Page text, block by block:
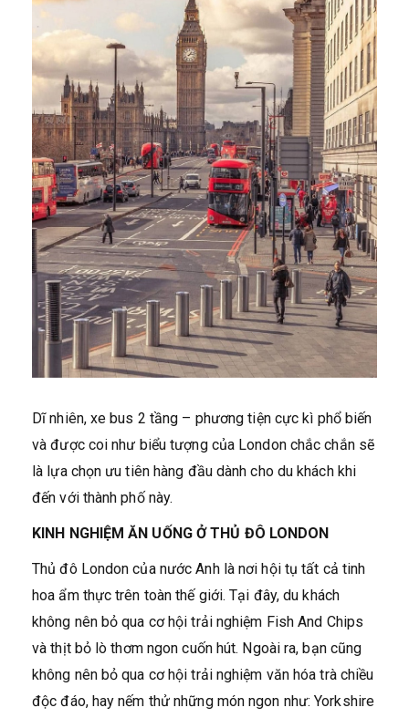
Dĩ nhiên, xe bus 2 tầng – phương tiện cực kì phổ biến
và được coi như biểu tượng của London chắc chắn sẽ
là lựa chọn ưu tiên hàng đầu dành cho du khách khi
đến với thành phố này.
KINH NGHIỆM ĂN UỐNG Ở THỦ ĐÔ LONDON
Thủ đô London của nước Anh là nơi hội tụ tất cả tinh
hoa ẩm thực trên toàn thế giới. Tại đây, du khách
không nên bỏ qua cơ hội trải nghiệm Fish And Chips
và thịt bỏ lò thơm ngon cuốn hút. Ngoài ra, bạn cũng
không nên bỏ qua cơ hội trải nghiệm văn hóa trà chiều
độc đáo, hay nếm thử những món ngon như: Yorkshire